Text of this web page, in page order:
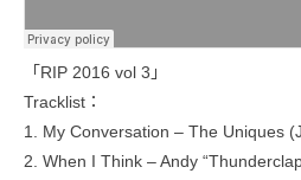
「RIP 2016 vol 3」
Tracklist：
1. My Conversation – The Uniques
2. When I Think – Andy